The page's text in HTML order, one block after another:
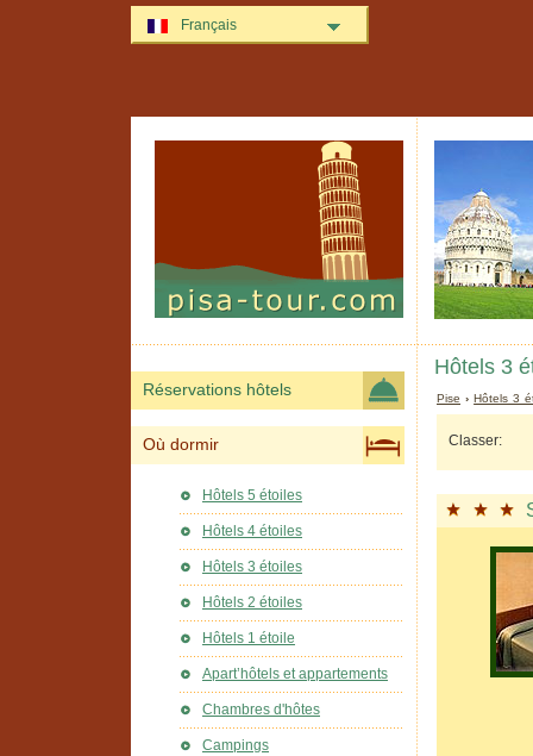
Hôtels 3
Pise ›Hôtels 3
Classer:
Réservations hôtels
Où dormir
Hôtels 5 étoiles
Hôtels 4 étoiles
Hôtels 3 étoiles
Hôtels 2 étoiles
Hôtels 1 étoile
Apart’hôtels et appartements
Chambres d'hôtes
Campings
Français